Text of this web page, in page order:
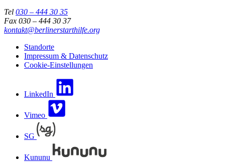
Tel 030 – 444 30 35
Fax 030 – 444 30 37
kontakt@berlinerstarthilfe.org
Standorte
Impressum & Datenschutz
Cookie-Einstellungen
LinkedIn
Vimeo
SG
Kununu